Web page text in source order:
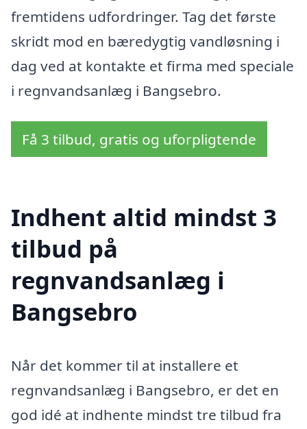
fremtidens udfordringer. Tag det første
skridt mod en bæredygtig vandløsning i
dag ved at kontakte et firma med speciale
i regnvandsanlæg i Bangsebro.
Få 3 tilbud, gratis og uforpligtende
Indhent altid mindst 3
tilbud på
regnvandsanlæg i
Bangsebro
Når det kommer til at installere et
regnvandsanlæg i Bangsebro, er det en
god idé at indhente mindst tre tilbud fra